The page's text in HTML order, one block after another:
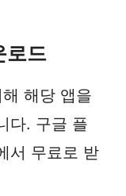
로드
해당 앱을
다. 구글 플
서 무료로 받